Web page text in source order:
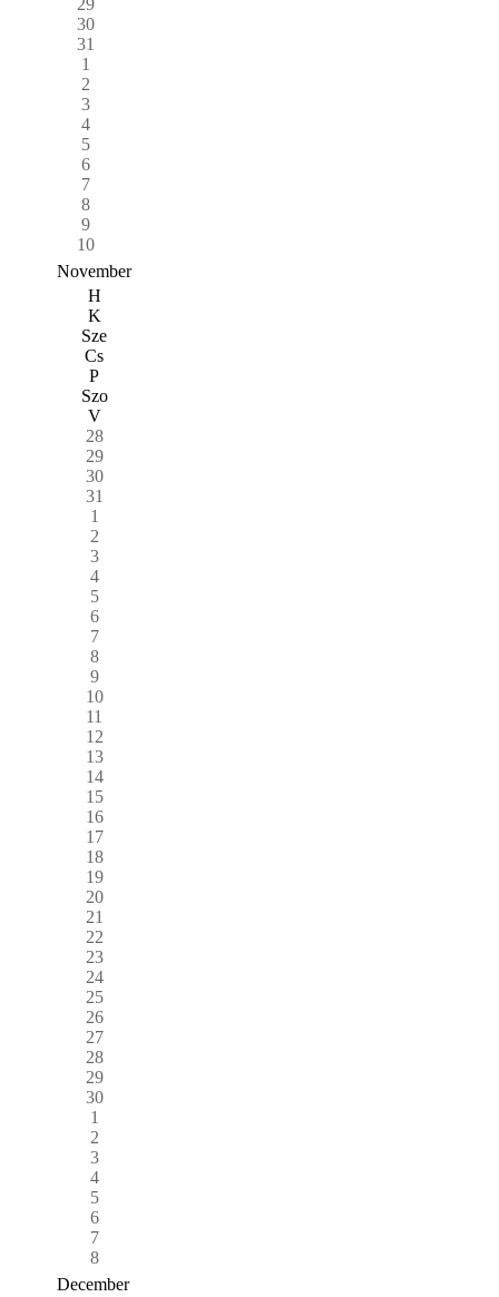
30
31
1
2
3
4
5
6
7
8
9
10
November
H
K
Sze
Cs
P
Szo
V
28
29
30
31
1
2
3
4
5
6
7
8
9
10
11
12
13
14
15
16
17
18
19
20
21
22
23
24
25
26
27
28
29
30
1
2
3
4
5
6
7
8
December